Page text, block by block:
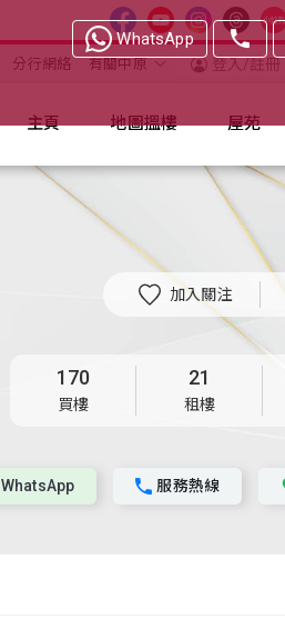
分行網絡 有關中原 登入/註冊
主頁 地圖搵樓 屋苑
加入關注
170
買樓
21
租樓
服務熱線
WhatsApp
WhatsApp